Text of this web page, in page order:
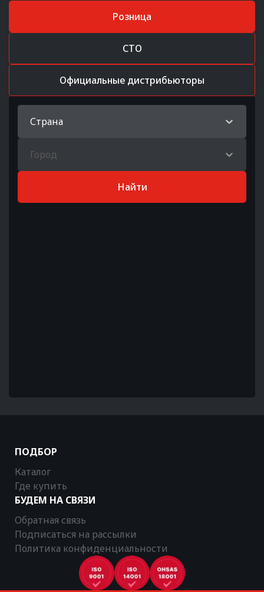
Розница
СТО
Официальные дистрибьюторы
Страна
Город
Найти
ПОДБОР
Каталог
Где купить
БУДЕМ НА СВЯЗИ
Обратная связь
Подписаться на рассылки
Политика конфиденциальности